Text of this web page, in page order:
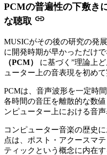
PCMの普遍性の下敷き
な聴取
MUSICがその後の研究の発
に開発時期が早かっただけ
（PCM）
に基づく”理論上
ューター上の音表現を初め
PCMは、音声波形を一定時
各時間の音圧を離散的な数
ンピューター上における音
コンピューター音楽の歴史
点は、ポスト・アクースマ
ティックという概念に内在